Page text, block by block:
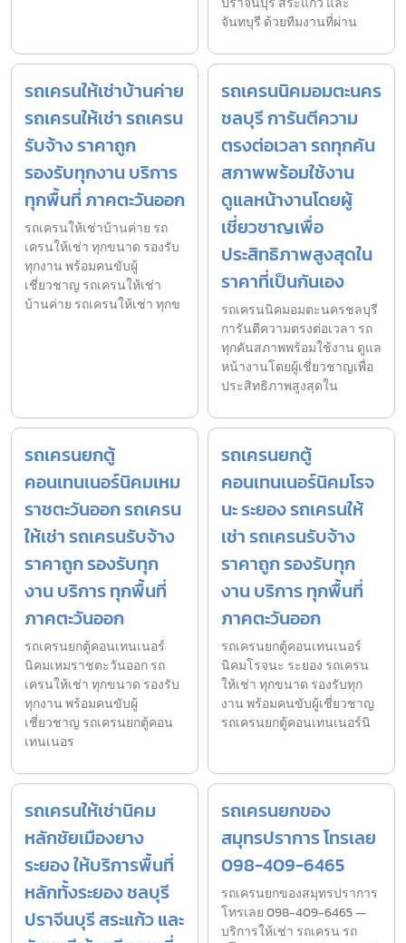
จันทบุรี ด้วยทีมงานที่ผ่าน
รถเครนให้เช่าบ้านค่าย
รถเครนให้เช่า รถเครน
รับจ้าง ราคาถูก
รองรับทุกงาน บริการ
ทุกพื้นที่ ภาคตะวันออก
รถเครนให้เช่าบ้านค่าย รถ
เครนให้เช่า ทุกขนาด รองรับ
ทุกงาน พร้อมคนขับผู้
เชี่ยวชาญ รถเครนให้เช่า
บ้านค่าย รถเครนให้เช่า ทุกข
รถเครนนิคมอมตะนคร
ชลบุรี การันตีความ
ตรงต่อเวลา รถทุกคัน
สภาพพร้อมใช้งาน
ดูแลหน้างานโดยผู้
เชี่ยวชาญเพื่อ
ประสิทธิภาพสูงสุดใน
ราคาที่เป็นกันเอง
รถเครนนิคมอมตะนครชลบุรี
การันตีความตรงต่อเวลา รถ
ทุกคันสภาพพร้อมใช้งาน ดูแล
หน้างานโดยผู้เชี่ยวชาญเพื่อ
ประสิทธิภาพสูงสุดใน
รถเครนยกตู้
คอนเทนเนอร์นิคมเหม
ราชตะวันออก รถเครน
ให้เช่า รถเครนรับจ้าง
ราคาถูก รองรับทุก
งาน บริการ ทุกพื้นที่
ภาคตะวันออก
รถเครนยกตู้คอนเทนเนอร์
นิคมเหมราชตะวันออก รถ
เครนให้เช่า ทุกขนาด รองรับ
ทุกงาน พร้อมคนขับผู้
เชี่ยวชาญ รถเครนยกตู้คอน
เทนเนอร
รถเครนยกตู้
คอนเทนเนอร์นิคมโรจ
นะ ระยอง รถเครนให้
เช่า รถเครนรับจ้าง
ราคาถูก รองรับทุก
งาน บริการ ทุกพื้นที่
ภาคตะวันออก
รถเครนยกตู้คอนเทนเนอร์
นิคมโรจนะ ระยอง รถเครน
ให้เช่า ทุกขนาด รองรับทุก
งาน พร้อมคนขับผู้เชี่ยวชาญ
รถเครนยกตู้คอนเทนเนอร์นิ
รถเครนให้เช่านิคม
หลักชัยเมืองยาง
ระยอง ให้บริการพื้นที่
หลักทั้งระยอง ชลบุรี
ปราจีนบุรี สระแก้ว และ
รถเครนยกของ
สมุทรปราการ โทรเลย
098-409-6465
รถเครนยกของสมุทรปราการ
โทรเลย 098-409-6465 —
บริการให้เช่า รถเครน รถ